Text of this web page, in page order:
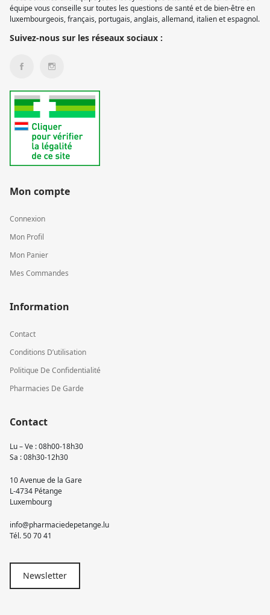
équipe vous conseille sur toutes les questions de santé et de bien-être en
luxembourgeois, français, portugais, anglais, allemand, italien et espagnol.
Suivez-nous sur les réseaux sociaux :
Mon compte
Connexion
Mon Profil
Mon Panier
Mes Commandes
Information
Contact
Conditions D’utilisation
Politique De Confidentialité
Pharmacies De Garde
Contact
Lu – Ve : 08h00-18h30
Sa : 08h30-12h30
10 Avenue de la Gare
L-4734 Pétange
Luxembourg
info@pharmaciedepetange.lu
Tél.50 70 41
Newsletter